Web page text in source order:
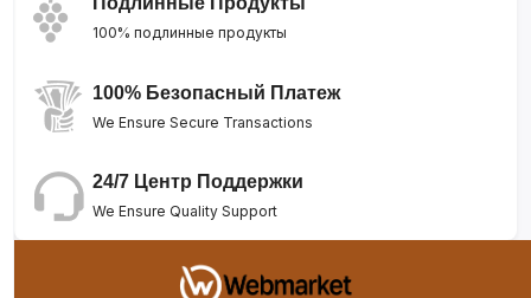
100% подлинные продукты
100% Безопасный Платеж
We Ensure Secure Transactions
24/7 Центр Поддержки
We Ensure Quality Support